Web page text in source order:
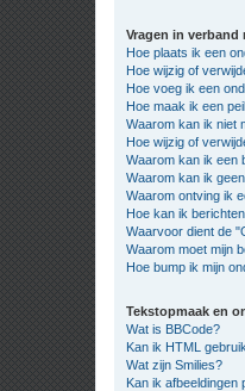
Vragen in verband
Hoe plaats ik een
Hoe wijzig of
Hoe voeg ik een
Hoe maak ik een
Waarom kan ik niet
Hoe wijzig of
Waarom kan ik een
Waarom kan ik
Waarom ontving ik
Hoe kan ik
Waarvoor dient de
Waarom moet mijn
Hoe bump ik mijn
Tekstopmaak en
Wat is BBCode?
Kan ik HTML
Wat zijn Smilies?
Kan ik afbeeldingen